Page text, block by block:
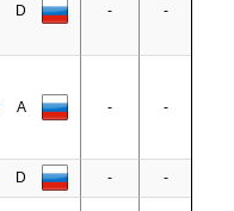
D - -
A - -
D - -